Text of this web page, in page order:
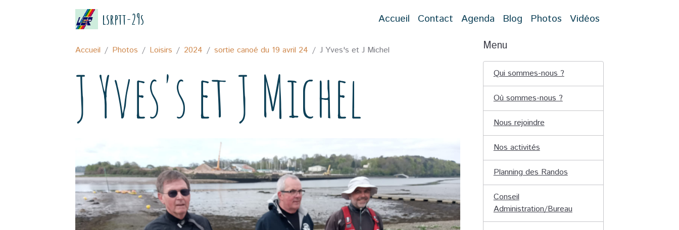
lsrptt-29s Accueil Contact Agenda Blog Photos Vidéos
Accueil Photos Loisirs 2024 sortie canoé du 19 avril 24 J Yves's et J Michel
J Yves's et J Michel
Menu
Qui sommes-nous ?
Où sommes-nous ?
Nous rejoindre
Nos activités
Planning des Randos
Conseil
Administration/Bureau